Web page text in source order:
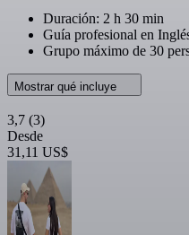
Duración: 2 h 30 min
Guía profesional en
Grupo máximo de 30
Mostrar qué incluye
3,7 (3)
Desde
31,11 US$